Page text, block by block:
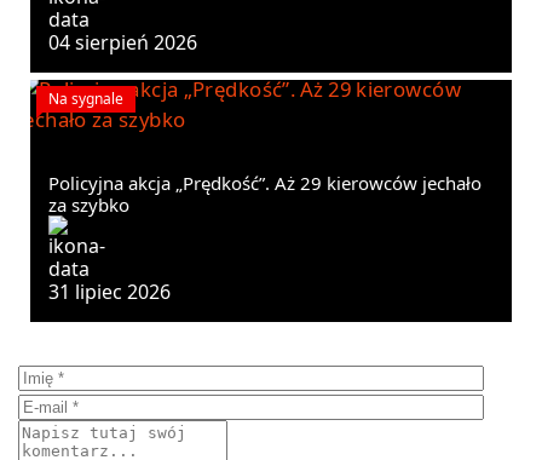
04 sierpień 2026
Na sygnale
Policyjna akcja „Prędkość”. Aż 29 kierowców jechało
za szybko
31 lipiec 2026